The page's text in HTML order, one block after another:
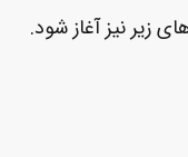
زیر نیز آغاز شود.